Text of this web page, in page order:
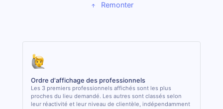
Remonter
Ordre d'affichage des professionnels
Les 3 premiers professionnels affichés sont les plus
proches du lieu demandé. Les autres sont classés selon
leur réactivité et leur niveau de clientèle, indépendamment